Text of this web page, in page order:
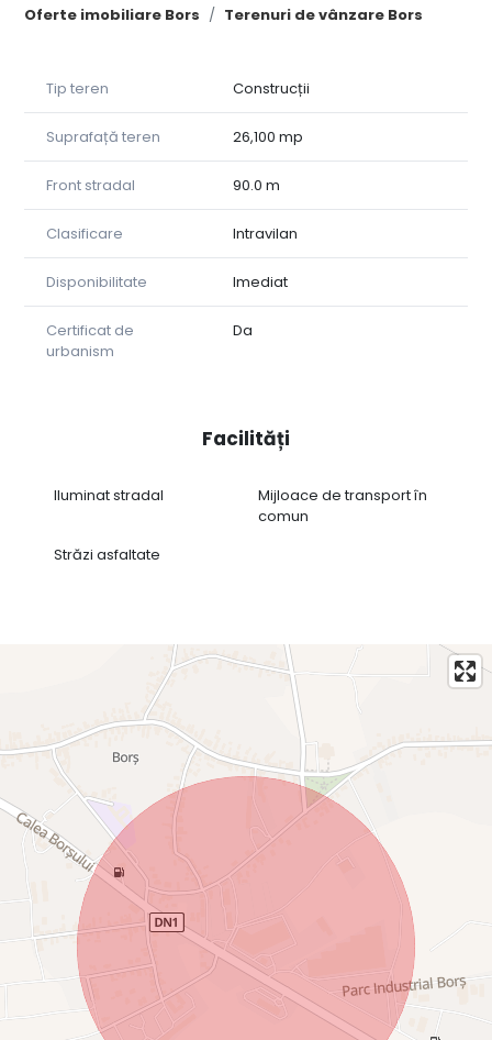
Oferte imobiliare Bors Terenuri de vânzare Bors
Terenul are un front stradal la E60 de 94 m liniari si la un
Dispune de urmatoarele utilitati: apa prin foraj propriu la o
adancime de 70 m, curent si gaz la limita proprietatii.
Conform certificatului de urbanism, terenul este pretabil
pentru constructii comerciale si industriale.
Tip teren Construcții
Suprafață teren 26,100 mp
Front stradal 90.0 m
Clasificare Intravilan
Disponibilitate Imediat
Certificat de
urbanism
Da
Facilități
Iluminat stradal
Mijloace de transport în
comun
Străzi asfaltate